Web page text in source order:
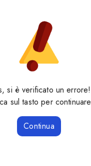
si è verificato un errore!
sul tasto per continuare
Continua